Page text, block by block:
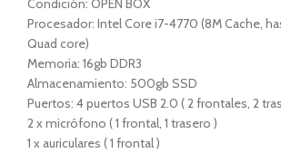
Condición: OPEN BOX
Procesador: Intel Core i7-4770 (8M Cache,
Quad core)
Memoria: 16gb DDR3
Almacenamiento: 500gb SSD
Puertos: 4 puertos USB 2.0 ( 2 frontales, 2
2 x micrófono ( 1 frontal, 1 trasero )
1 x auriculares ( 1 frontal )